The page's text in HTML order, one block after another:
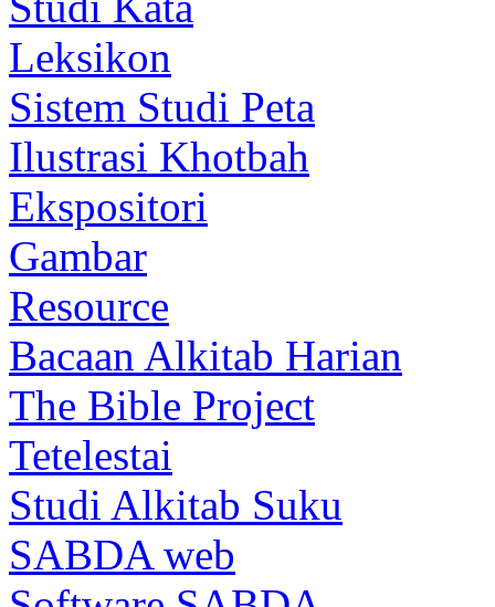
Leksikon
Sistem Studi Peta
Ilustrasi Khotbah
Ekspositori
Gambar
Resource
Bacaan Alkitab Harian
The Bible Project
Tetelestai
Studi Alkitab Suku
SABDA web